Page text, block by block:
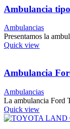
Ambulancia
Ambulancias
Presentamos la
Quick view
Ambulancia
Ambulancias
La ambulancia Ford
Quick view